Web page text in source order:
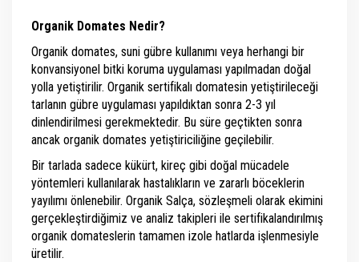
Organik Domates Nedir?
Organik domates, suni gübre kullanımı veya herhangi bir
konvansiyonel bitki koruma uygulaması yapılmadan doğal
yolla yetiştirilir. Organik sertifikalı domatesin yetiştirileceği
tarlanın gübre uygulaması yapıldıktan sonra 2-3 yıl
dinlendirilmesi gerekmektedir. Bu süre geçtikten sonra
ancak organik domates yetiştiriciliğine geçilebilir.
Bir tarlada sadece kükürt, kireç gibi doğal mücadele
yöntemleri kullanılarak hastalıkların ve zararlı böceklerin
yayılımı önlenebilir. Organik Salça, sözleşmeli olarak ekimini
gerçekleştirdiğimiz ve analiz takipleri ile sertifikalandırılmış
organik domateslerin tamamen izole hatlarda işlenmesiyle
üretilir.